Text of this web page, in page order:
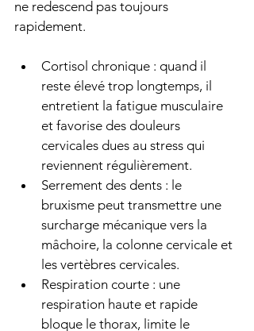
ne redescend pas toujours
rapidement.
Cortisol chronique : quand il
reste élevé trop longtemps, il
entretient la fatigue musculaire
et favorise des douleurs
cervicales dues au stress qui
reviennent régulièrement.
Serrement des dents : le
bruxisme peut transmettre une
surcharge mécanique vers la
mâchoire, la colonne cervicale et
les vertèbres cervicales.
Respiration courte : une
respiration haute et rapide
bloque le thorax, limite le